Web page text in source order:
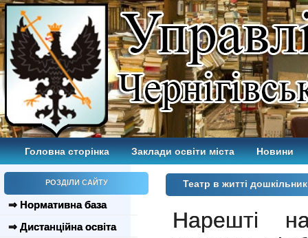
Головна сторінка Заклади освіти міста Новини
РОЗДІЛИ САЙТУ
⇒ Нормативна база
⇒ Дистанційна освіта
Театр в житті
Нарешті